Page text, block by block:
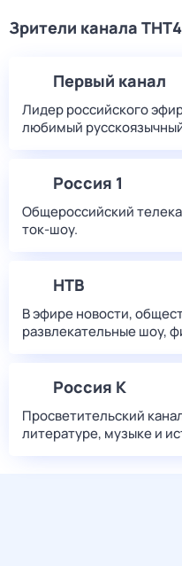
Зрители канала
Первый канал
Лидер российского
любимый
Россия 1
Общероссийский
ток-шоу.
НТВ
В эфире новости,
развлекательные шоу,
Россия К
Просветительский
литературе, музыке и